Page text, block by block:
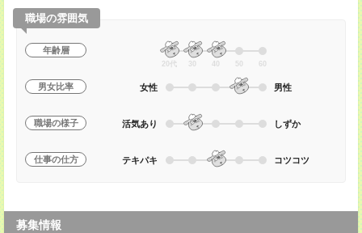
職場の雰囲気
年齢層
20代 30 40 50 60
男女比率 女性 男性
職場の様子 活気あり しずか
仕事の仕方 テキパキ コツコツ
募集情報